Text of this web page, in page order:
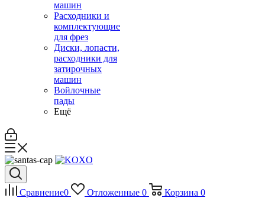
машин
Расходники и
комплектующие
для фрез
Диски, лопасти,
расходники для
затирочных
машин
Войлочные
пады
Ещё
Сравнение0 Отложенные 0 Корзина 0